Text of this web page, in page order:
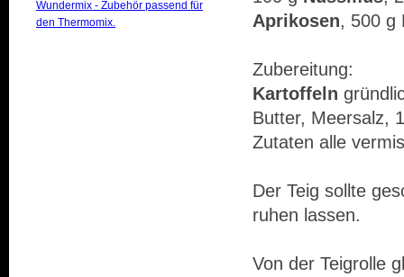
Wundermix - Zubehör passend für
den Thermomix.
Aprikosen, 500 g
Zubereitung:
Kartoffeln
Butter, Meersalz,
Zutaten alle
Der Teig sollte
ruhen lassen.
Von der Teigrolle